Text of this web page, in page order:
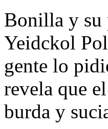
Bonilla y su
Yeidckol
gente lo
revela que
burda y